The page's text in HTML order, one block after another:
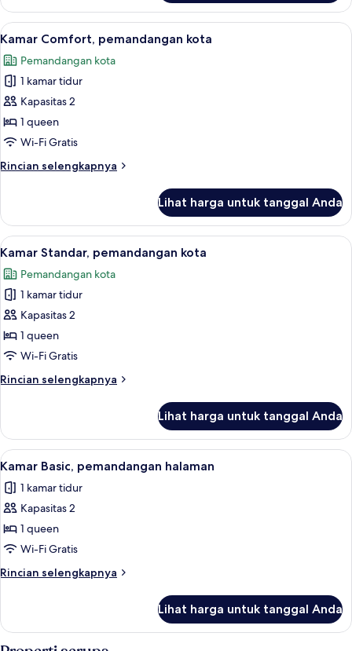
Kamar
Keluarga,
pemandangan
Lihat
semua
foto
untuk
Kamar
Comfort,
pemandangan
Kamar Comfort, pemandangan kota
5
Kamar Comfort, pemandangan kota
Pemandangan kota
1 kamar tidur
Kapasitas 2
1 queen
Wi-Fi Gratis
Rincian selengkapnya
Rincian
Kamar
Comfort,
pemandangan
Lihat harga untuk tanggal Anda
Lihat
semua
foto
untuk
Kamar
Standar,
pemandangan
Kamar Standar, pemandangan kota
2
Kamar Standar, pemandangan kota
Pemandangan kota
1 kamar tidur
Kapasitas 2
1 queen
Wi-Fi Gratis
Rincian selengkapnya
Rincian
Kamar
Standar,
pemandangan
Lihat harga untuk tanggal Anda
Lihat
semua
foto
untuk
Kamar
Basic,
pemandangan
halaman
Kamar Basic, pemandangan
2
Kamar Basic, pemandangan halaman
1 kamar tidur
Kapasitas 2
1 queen
Wi-Fi Gratis
Rincian selengkapnya
Rincian
Kamar
Basic,
Lihat harga untuk tanggal Anda